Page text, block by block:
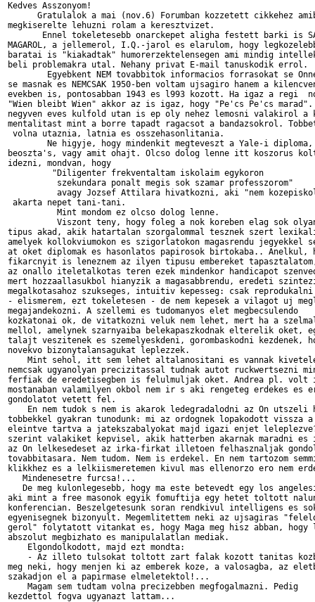
Kedves Asszonyom!
Gratulalok a mai (nov.6) Forumban kozzetett cikkehez
megkiserelte lehuzni rolam a keresztvizet.
Ennel tokeletesebb onarckepet aligha festett barki is
MAGAROL, a jellemerol, I.Q.-jarol es elarulom, hogy
baratai is "kiakadtak" humorerzektelensegen ami mindig
beli problemakra utal. Nehany privat E-mail tanuskodik errol.
Egyebkent NEM tovabbitok informacios forrasokat se
se masnak es NEMCSAK 1950-ben voltam ujsagiro hanem a
evekben is, pontosabban 1943 es l993 kozott. Ha igaz a regi
"Wien bleibt Wien" akkor az is igaz, hogy "Pe'cs Pe'cs
negyven eves kulfold utan is ep oly nehez lemosni valakirol
mentalitast mint a borre tapadt ragacsot a bandazsokrol.
volna utaznia, latnia es osszehasonlitania.
Ne higyje, hogy mindenkit megteveszt a Yale-i
beoszta's, vagy amit ohajt. Olcso dolog lenne itt koszorus
idezni, mondvan, hogy
         "Diligenter frekventaltam iskolaim egykoron
          szekundara ponalt megis sok szamar professzorom"
avagy Jozsef Attilara hivatkozni, aki "nem
akarta nepet tani-tani.
          Mint mondom ez olcso dolog lenne.
Viszont teny, hogy foleg a nok koreben elag sok
tipus akad, akik hatartalan szorgalommal tesznek szert
amelyek kollokviumokon es szigorlatokon magasrendu jegyekkel
at oket diplomak es hasonlatos papirosok birtokaba.. Anelkul,
fikarcnyit is leneznem az ilyen tipusu embereket
az onallo iteletalkotas teren ezek mindenkor handicapot
mert hozzaallasukbol hianyzik a magasabbrendu, eredeti
megalkotasahoz szukseges, intuitiv kepesseg: csak
- elismerem, ezt tokeletesen - de nem kepesek a vilagot uj
megajandekozni. A szellemi es tudomanyos elet megbecsulendo
kozkatonai ok, de vitatkozni veluk nem lehet, mert ha a
mellol, amelynek szarnyaiba belekapaszkodnak elterelik oket,
talajt veszitenek es szemelyeskdeni, gorombaskodni kezdenek,
novekvo bizonytalansagukat leplezzek.
Mint sehol, itt sem lehet altalanositani es vannak
nemcsak ugyanolyan precizitassal tudnak autot ruckwertsezni
ferfiak de eredetisegben is felulmuljak oket. Andrea pl. volt
mostanaban valamilyen okbol nem ir s aki rengeteg erdekes es
gondolatot vetett fel.
En nem tudok s nem is akarok ledegradalodni az On utszeli
tobbekkel gyakran tunodunk: mi az ordognek lopakodott vissza a
eleintve tartva a jatekszabalyokat majd igazi enjet leleplezve?
szerint valakiket kepvisel, akik hatterben akarnak maradni es
az On lelkesedeset az irka-firkat illetoen felhasznaljak
tovabbitasara. Nem tudom. Nem is erdekel. En nem tartozom
klikkhez es a lelkiismeretemen kivul mas ellenorzo ero nem
   Mindenesetre furcsa!...
De meg kulonlegesebb, hogy ma este betevedt egy los
aki mint a free masonok egyik fomuftija egy hetet toltott
konferencian. Beszelgetesunk soran rendkivul intelligens es
egyenisegnek bizonyult. Megemlitettem neki az ujsagiras
gerol" folytatott vitankat es, hogy Maga meg hisz abban, hogy
abszolut megbizhato es manipulalatlan mediak.
    Elgondolkodott, majd ezt mondta:
- Az illeto tulsokat toltott zart falak kozott tanitas
meg neki, hogy menjen ki az emberek koze, a valosagba, az
szakadjon el a papirmase elmeletektol!...
    Magam sem tudtam volna precizebben megfogalmazni. Pedig
kezdettol fogva ugyanazt lattam...